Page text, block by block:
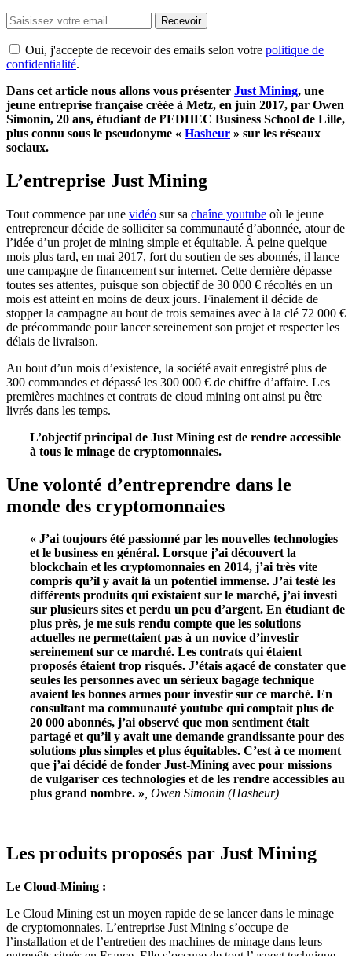
Recevoir
Oui, j'accepte de recevoir des emails selon votre politique de
confidentialité.
Dans cet article nous allons vous présenter Just Mining, une
jeune entreprise française créée à Metz, en juin 2017, par Owen
Simonin, 20 ans, étudiant de l’EDHEC Business School de Lille,
plus connu sous le pseudonyme « Hasheur » sur les réseaux
sociaux.
L’entreprise Just Mining
Tout commence par une vidéo sur sa chaîne youtube où le jeune
entrepreneur décide de solliciter sa communauté d’abonnée, atour de
l’idée d’un projet de mining simple et équitable. À peine quelque
mois plus tard, en mai 2017, fort du soutien de ses abonnés, il lance
une campagne de financement sur internet. Cette dernière dépasse
toutes ses attentes, puisque son objectif de 30 000 € récoltés en un
mois est atteint en moins de deux jours. Finalement il décide de
stopper la campagne au bout de trois semaines avec à la clé 72 000 €
de précommande pour lancer sereinement son projet et respecter les
délais de livraison.
Au bout d’un mois d’existence, la société avait enregistré plus de
300 commandes et dépassé les 300 000 € de chiffre d’affaire. Les
premières machines et contrats de cloud mining ont ainsi pu être
livrés dans les temps.
L’objectif principal de Just Mining est de rendre accessible
à tous le minage de cryptomonnaies.
Une volonté d’entreprendre dans le
monde des cryptomonnaies
« J’ai toujours été passionné par les nouvelles technologies
et le business en général. Lorsque j’ai découvert la
blockchain et les cryptomonnaies en 2014, j’ai très vite
compris qu’il y avait là un potentiel immense. J’ai testé les
différents produits qui existaient sur le marché, j’ai investi
sur plusieurs sites et perdu un peu d’argent. En étudiant de
plus près, je me suis rendu compte que les solutions
actuelles ne permettaient pas à un novice d’investir
sereinement sur ce marché. Les contrats qui étaient
proposés étaient trop risqués. J’étais agacé de constater que
seules les personnes avec un sérieux bagage technique
avaient les bonnes armes pour investir sur ce marché. En
consultant ma communauté youtube qui comptait plus de
20 000 abonnés, j’ai observé que mon sentiment était
partagé et qu’il y avait une demande grandissante pour des
solutions plus simples et plus équitables. C’est à ce moment
que j’ai décidé de fonder Just-Mining avec pour missions
de vulgariser ces technologies et de les rendre accessibles au
plus grand nombre. », Owen Simonin (Hasheur)
Les produits proposés par Just Mining
Le Cloud-Mining :
Le Cloud Mining est un moyen rapide de se lancer dans le minage
de cryptomonnaies. L’entreprise Just Mining s’occupe de
l’installation et de l’entretien des machines de minage dans leurs